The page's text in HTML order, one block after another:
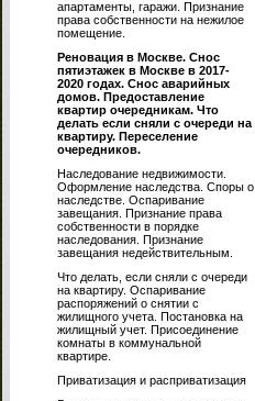
апартаменты, гаражи. Признание
права собственности на нежилое
помещение.
Реновация в Москве. Снос
пятиэтажек в Москве в 2017-
2020 годах. Снос аварийных
домов. Предоставление
квартир очередникам. Что
делать если сняли с очереди на
квартиру. Переселение
очередников.
Наследование недвижимости.
Оформление наследства. Споры о
наследстве. Оспаривание
завещания. Признание права
собственности в порядке
наследования. Признание
завещания недействительным.
Что делать, если сняли с очереди
на квартиру. Оспаривание
распоряжений о снятии с
жилищного учета. Постановка на
жилищный учет. Присоединение
комнаты в коммунальной
квартире.
Приватизация и расприватизация